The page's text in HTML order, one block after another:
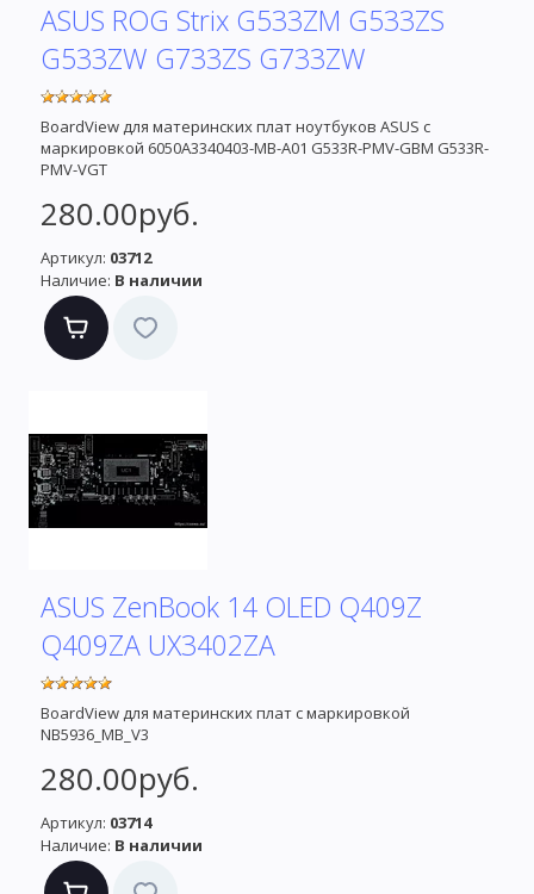
ASUS ROG Strix G533ZM G533ZS
G533ZW G733ZS G733ZW
BoardView для материнских плат ноутбуков ASUS с
маркировкой 6050A3340403-MB-A01 G533R-PMV-GBM G533R-
PMV-VGT
280.00руб.
Артикул: 03712
Наличие: В наличии
ASUS ZenBook 14 OLED Q409Z
Q409ZA UX3402ZA
BoardView для материнских плат с маркировкой
NB5936_MB_V3
280.00руб.
Артикул: 03714
Наличие: В наличии